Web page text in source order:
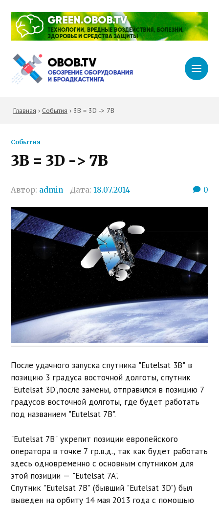
Главная › События › 3B = 3D -> 7B
События
3B = 3D -> 7B
Автор: admin Дата:18.07.2014 0
После удачного запуска спутника "Eutelsat 3B" в
позицию 3 градуса восточной долготы, спутник
"Eutelsat 3D",после замены, отправился в позицию 7
градусов восточной долготы, где будет работать
под названием "Eutelsat 7B".
"Eutelsat 7B" укрепит позиции европейского
оператора в точке 7 гр.в.д., так как будет работать
здесь одновременно с основным спутником для
этой позиции — "Eutelsat 7A".
Cпутник "Eutelsat 7B" (бывший "Eutelsat 3D") был
выведен на орбиту 14 мая 2013 года с помощью